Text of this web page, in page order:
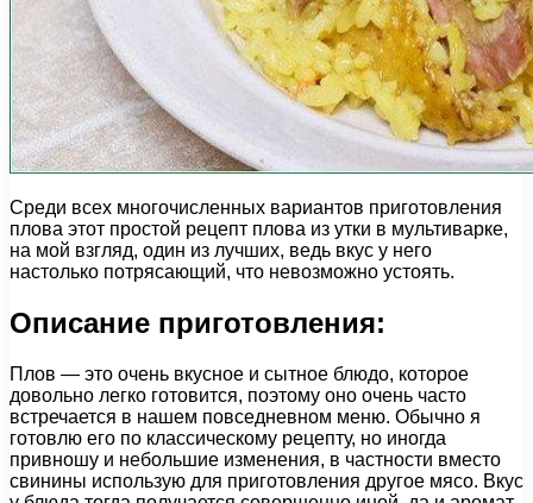
Среди всех многочисленных вариантов приготовления
плова этот простой рецепт плова из утки в мультиварке,
на мой взгляд, один из лучших, ведь вкус у него
настолько потрясающий, что невозможно устоять.
Описание приготовления:
Плов — это очень вкусное и сытное блюдо, которое
довольно легко готовится, поэтому оно очень часто
встречается в нашем повседневном меню. Обычно я
готовлю его по классическому рецепту, но иногда
привношу и небольшие изменения, в частности вместо
свинины использую для приготовления другое мясо. Вкус